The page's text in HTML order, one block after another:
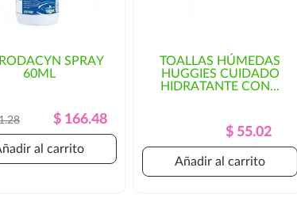
SPRAY
60ML
Precio
Regular
Precio
$ 166.48
al carrito
TOALLAS HÚMEDAS
HUGGIES CUIDADO
HIDRATANTE CON...
Precio
Regular
Precio
$ 55.02
Añadir al carrito